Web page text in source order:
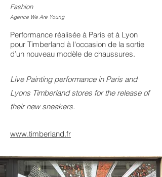
Fashion
Agence We Are Young
Performance réalisée à Paris et à Lyon
pour Timberland à l'occasion de la sortie
d’un nouveau modèle de chaussures.
Live Painting performance in Paris and
Lyons Timberland stores for the release of
their new sneakers.
www.timberland.fr